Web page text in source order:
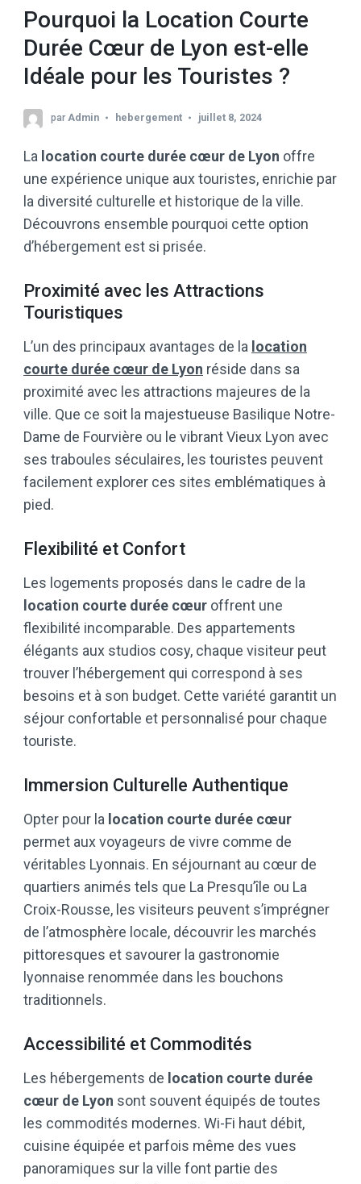
Pourquoi la Location Courte
Durée Cœur de Lyon est-elle
Idéale pour les Touristes ?
parAdmin hebergement juillet 8, 2024
La location courte durée cœur de Lyon offre
une expérience unique aux touristes, enrichie par
la diversité culturelle et historique de la ville.
Découvrons ensemble pourquoi cette option
d’hébergement est si prisée.
Proximité avec les Attractions
Touristiques
L’un des principaux avantages de la location
courte durée cœur de Lyon réside dans sa
proximité avec les attractions majeures de la
ville. Que ce soit la majestueuse Basilique Notre-
Dame de Fourvière ou le vibrant Vieux Lyon avec
ses traboules séculaires, les touristes peuvent
facilement explorer ces sites emblématiques à
pied.
Flexibilité et Confort
Les logements proposés dans le cadre de la
location courte durée cœur offrent une
flexibilité incomparable. Des appartements
élégants aux studios cosy, chaque visiteur peut
trouver l’hébergement qui correspond à ses
besoins et à son budget. Cette variété garantit un
séjour confortable et personnalisé pour chaque
touriste.
Immersion Culturelle Authentique
Opter pour la location courte durée cœur
permet aux voyageurs de vivre comme de
véritables Lyonnais. En séjournant au cœur de
quartiers animés tels que La Presqu’île ou La
Croix-Rousse, les visiteurs peuvent s’imprégner
de l’atmosphère locale, découvrir les marchés
pittoresques et savourer la gastronomie
lyonnaise renommée dans les bouchons
traditionnels.
Accessibilité et Commodités
Les hébergements de location courte durée
cœur de Lyon sont souvent équipés de toutes
les commodités modernes. Wi-Fi haut débit,
cuisine équipée et parfois même des vues
panoramiques sur la ville font partie des